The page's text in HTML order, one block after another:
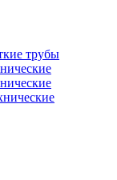
трубы